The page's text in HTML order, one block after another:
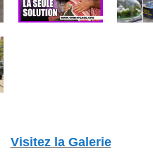
Visitez la Galerie